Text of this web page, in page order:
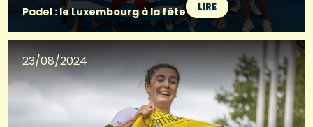
Padel : le Luxembourg à la fête
LIRE
23/08/2024